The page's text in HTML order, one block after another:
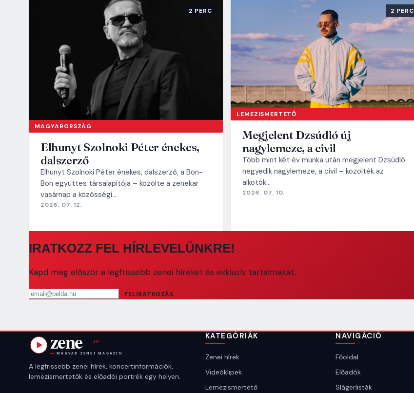
MAGYARORSZÁG
2 PERC
Elhunyt Szolnoki Péter énekes,
dalszerző
Elhunyt Szolnoki Péter énekes, dalszerző, a Bon-
Bon együttes társalapítója – közölte a zenekar
vasárnap a közösségi…
2026. 07. 12.
LEMEZISMERTETŐ
2 PERC
Megjelent Dzsúdló új
nagylemeze, a civil
Több mint két év munka után megjelent Dzsúdló
negyedik nagylemeze, a civil – közölték az
alkotók…
2026. 07. 10.
IRATKOZZ FEL HÍRLEVELÜNKRE!
Kapd meg először a legfrissebb zenei híreket és exkluzív tartalmakat.
Email cím
FELIRATKOZÁS
A legfrissebb zenei hírek, koncertinformációk,
lemezismertetők és előadói portrék egy helyen.
KATEGÓRIÁK
Zenei hírek
Videóklipek
Lemezismertető
NAVIGÁCIÓ
Főoldal
Előadók
Slágerlisták